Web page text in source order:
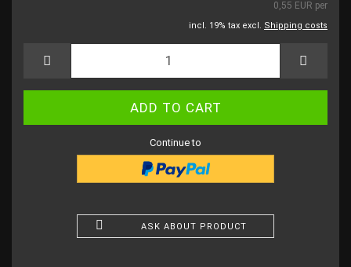
0,55 EUR per
incl. 19% tax excl. Shipping costs
Continue to
ASK ABOUT PRODUCT